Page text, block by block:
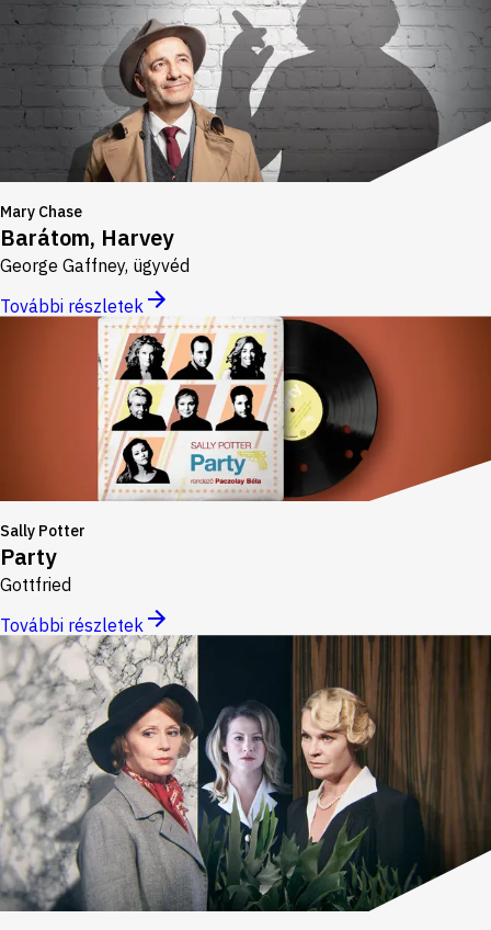
Mary Chase
Barátom, Harvey
George Gaffney, ügyvéd
További részletek
Sally Potter
Party
Gottfried
További részletek